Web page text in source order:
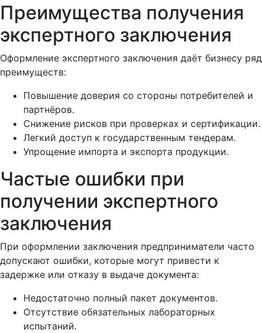
Преимущества получения
экспертного заключения
Оформление экспертного заключения даёт бизнесу ряд
преимуществ:
Повышение доверия со стороны потребителей и
партнёров.
Снижение рисков при проверках и сертификации.
Легкий доступ к государственным тендерам.
Упрощение импорта и экспорта продукции.
Частые ошибки при
получении экспертного
заключения
При оформлении заключения предприниматели часто
допускают ошибки, которые могут привести к
задержке или отказу в выдаче документа:
Недостаточно полный пакет документов.
Отсутствие обязательных лабораторных
испытаний.